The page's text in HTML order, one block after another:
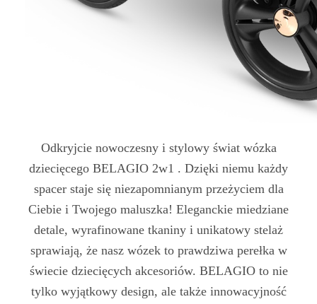
Odkryjcie nowoczesny i stylowy świat wózka
dziecięcego BELAGIO 2w1 . Dzięki niemu każdy
spacer staje się niezapomnianym przeżyciem dla
Ciebie i Twojego maluszka! Eleganckie miedziane
detale, wyrafinowane tkaniny i unikatowy stelaż
sprawiają, że nasz wózek to prawdziwa perełka w
świecie dziecięcych akcesoriów. BELAGIO to nie
tylko wyjątkowy design, ale także innowacyjność